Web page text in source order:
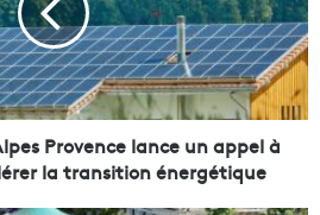
Provence lance un appel à
la transition énergétique